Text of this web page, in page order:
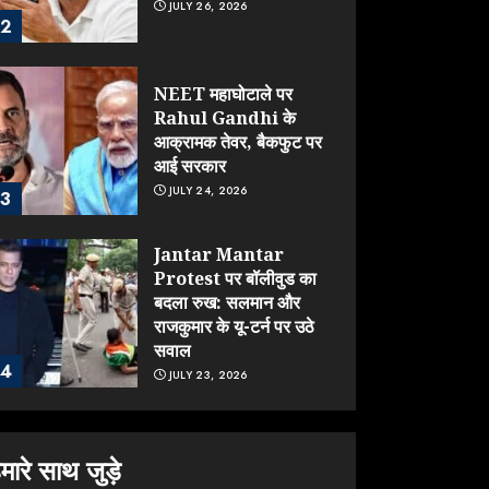
2
JULY 26, 2026
3
NEET महाघोटाले पर
Rahul Gandhi के
आक्रामक तेवर, बैकफुट पर
आई सरकार
JULY 24, 2026
4
Jantar Mantar
Protest पर बॉलीवुड का
बदला रुख: सलमान और
राजकुमार के यू-टर्न पर उठे
सवाल
JULY 23, 2026
ONGC के खजाने से RSS
साथ जुड़े